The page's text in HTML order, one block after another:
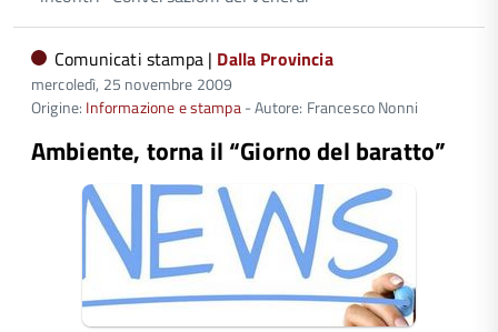
Comunicati stampa | Dalla Provincia
mercoledì, 25 novembre 2009
Origine: Informazione e stampa- Autore: Francesco Nonni
Ambiente, torna il “Giorno del baratto”